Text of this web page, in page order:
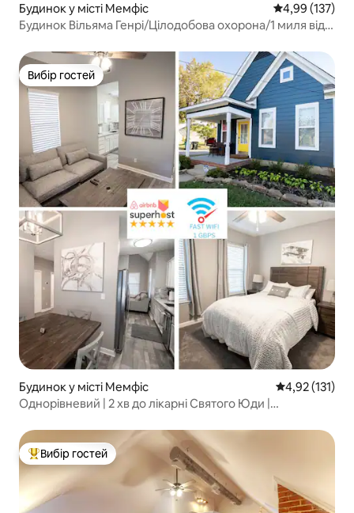
Будинок у місті Мемфіс Середня
4,99 (137)
Будинок Вільяма Генрі/Цілодобова охорона/1 миля від
Вибір гостей
Вибір гостей
Будинок у місті Мемфіс Середня
4,92 (131)
Однорівневий | 2 хв до лікарні Святого Юди |
Топ вибір гостей
Вибір гостей